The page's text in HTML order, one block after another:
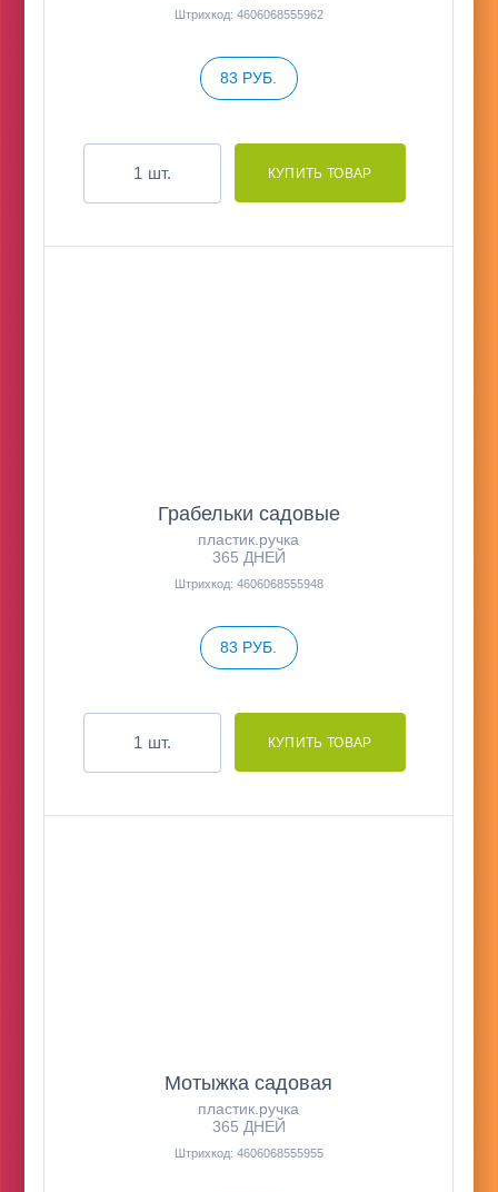
Штрихкод: 4606068555962
83 РУБ.
шт.
Грабельки садовые
пластик.ручка
365 ДНЕЙ
Штрихкод: 4606068555948
83 РУБ.
шт.
Мотыжка садовая
пластик.ручка
365 ДНЕЙ
Штрихкод: 4606068555955